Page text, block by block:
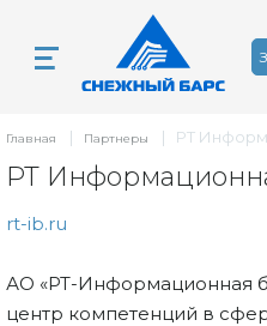
Главная | Партнеры | РТ
РТ
rt-ib.ru
АО «РТ-Информационная
центр компетенций в